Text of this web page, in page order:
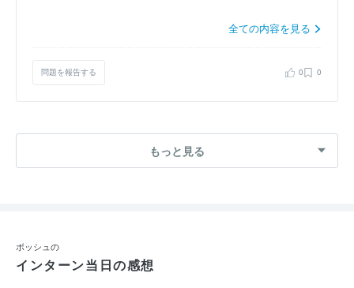
全ての内容を見る
問題を報告する 0 0
もっと見る
ボッシュの
インターン当日の感想